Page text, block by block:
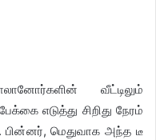
வீட்டிலும்
எடுத்து சிறிது நேரம்
பின்னர், மெதுவாக அந்த டீ